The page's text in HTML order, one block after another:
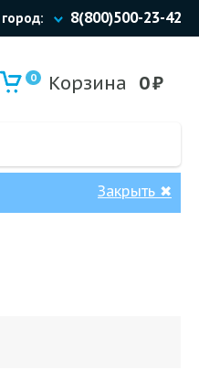
город: 8(800)500-23-42
0 Корзина 0₽
Закрыть ✖